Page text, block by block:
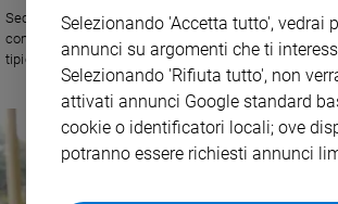
Secondo i dati di Confesercenti, per festeggiare il
complessivamente 2,6 miliardi di euro, con più
tipici e artigianali. Fra le mete turistiche, molto
località di montagna. All'estero, la destinazione
Selezionando 'Accetta tutto', vedrai
annunci su argomenti che ti
Selezionando 'Rifiuta tutto', non
attivati annunci Google standard
cookie o identificatori locali; ove
potranno essere richiesti annunci